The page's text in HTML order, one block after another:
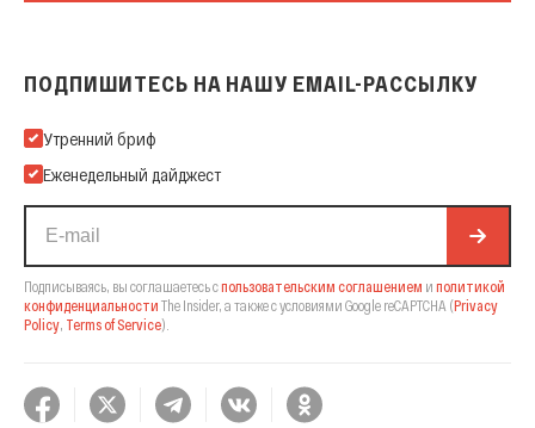
ПОДПИШИТЕСЬ НА НАШУ EMAIL-РАССЫЛКУ
Подпишитесь на нашу Email-рассылку
Утренний бриф
Еженедельный дайджест
Подписываясь, вы соглашаетесь спользовательским соглашением и политикой
конфиденциальности The Insider, а также с условиями Google reCAPTCHA (Privacy
Policy, Terms of Service).